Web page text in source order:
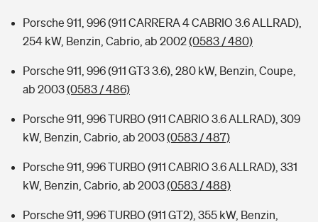
Porsche 911, 996 (911 CARRERA 4 CABRIO 3.6 ALLRAD),
254 kW, Benzin, Cabrio, ab 2002(0583 / 480)
Porsche 911, 996 (911 GT3 3.6), 280 kW, Benzin, Coupe,
ab 2003(0583 / 486)
Porsche 911, 996 TURBO (911 CABRIO 3.6 ALLRAD), 309
kW, Benzin, Cabrio, ab 2003(0583 / 487)
Porsche 911, 996 TURBO (911 CABRIO 3.6 ALLRAD), 331
kW, Benzin, Cabrio, ab 2003(0583 / 488)
Porsche 911, 996 TURBO (911 GT2), 355 kW, Benzin,